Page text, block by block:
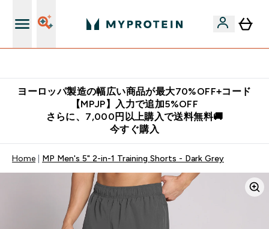
ヨーロッパ製造の幅広い商品が最大70%OFF+コード
【MPJP】入力で追加5%OFF
さらに、7,000円以上購入で送料無料🚚
今すぐ購入
Home MP Men's 5" 2-in-1 Training Shorts - Dark Grey